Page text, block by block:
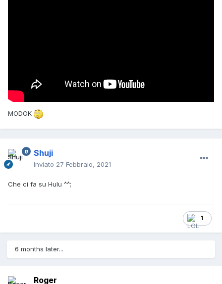
MODOK
Shuji
Inviato 27 Febbraio, 2021
Che ci fa su Hulu ^^;
1
6 months later...
Roger